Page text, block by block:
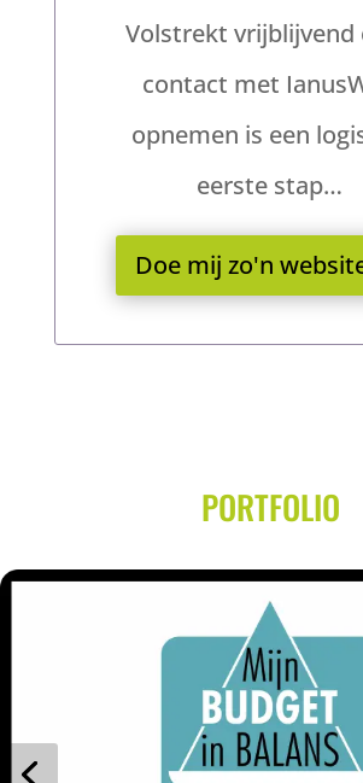
Volstrekt vrijblijvend
contact met
opnemen is een
eerste stap…
Doe mij zo'n
PORTFOLIO